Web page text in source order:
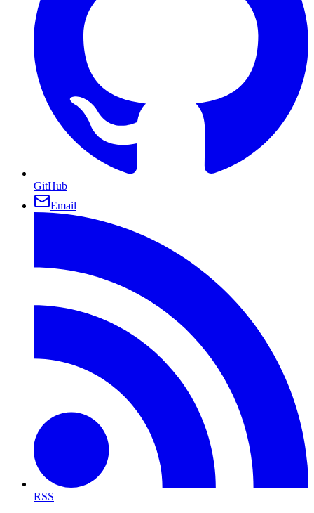
GitHub
Email
RSS